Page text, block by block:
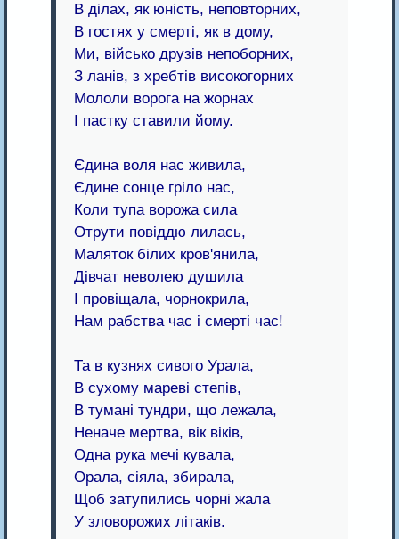
В ділах, як юність, неповторних,
В гостях у смерті, як в дому,
Ми, військо друзів непоборних,
З ланів, з хребтів високогорних
Мололи ворога на жорнах
І пастку ставили йому.
Єдина воля нас живила,
Єдине сонце гріло нас,
Коли тупа ворожа сила
Отрути повіддю лилась,
Маляток білих кров'янила,
Дівчат неволею душила
І провіщала, чорнокрила,
Нам рабства час і смерті час!
Та в кузнях сивого Урала,
В сухому мареві степів,
В тумані тундри, що лежала,
Неначе мертва, вік віків,
Одна рука мечі кувала,
Орала, сіяла, збирала,
Щоб затупились чорні жала
У зловорожих літаків.